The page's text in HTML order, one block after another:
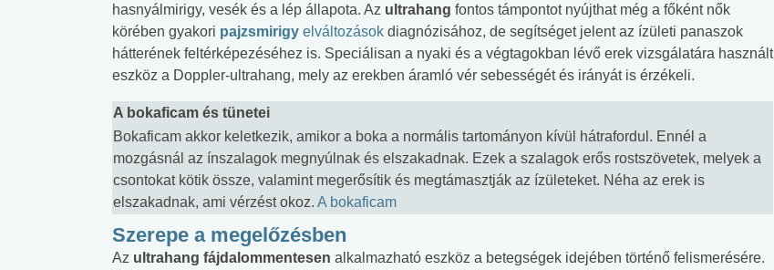
hasnyálmirigy, vesék és a lép állapota. Az ultrahang fontos támpontot nyújthat még a főként nők
körében gyakori pajzsmirigy elváltozások diagnózisához, de segítséget jelent az ízületi panaszok
hátterének feltérképezéséhez is. Speciálisan a nyaki és a végtagokban lévő erek vizsgálatára használt
eszköz a Doppler-ultrahang, mely az erekben áramló vér sebességét és irányát is érzékeli.
A bokaficam és tünetei
Bokaficam akkor keletkezik, amikor a boka a normális tartományon kívül hátrafordul. Ennél a
mozgásnál az ínszalagok megnyúlnak és elszakadnak. Ezek a szalagok erős rostszövetek, melyek a
csontokat kötik össze, valamint megerősítik és megtámasztják az ízületeket. Néha az erek is
elszakadnak, ami vérzést okoz. A bokaficam
Szerepe a megelőzésben
Az ultrahang fájdalommentesen alkalmazható eszköz a betegségek idejében történő felismerésére.